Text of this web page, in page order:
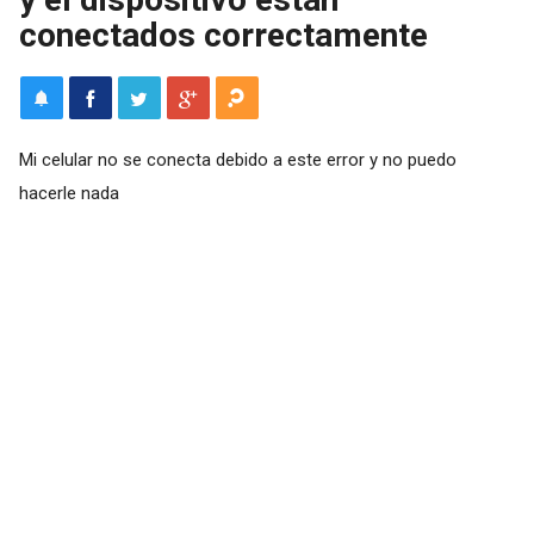
conectados correctamente
Mi celular no se conecta debido a este error y no puedo
hacerle nada